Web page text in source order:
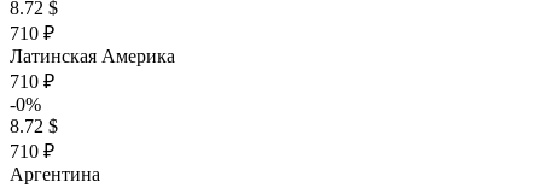
8.72 $
710 ₽
Латинская Америка
710 ₽
-0%
8.72 $
710 ₽
Аргентина